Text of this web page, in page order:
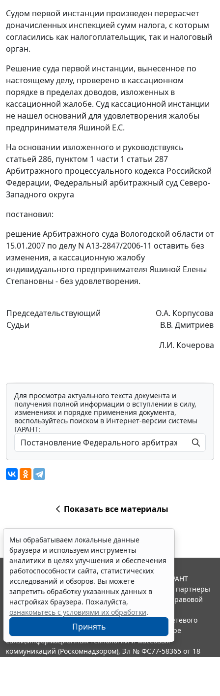
Судом первой инстанции произведен перерасчет
доначисленных инспекцией сумм налога, с которым
согласились как налогоплательщик, так и налоговый
орган.
Решение суда первой инстанции, вынесенное по
настоящему делу, проверено в кассационном
порядке в пределах доводов, изложенных в
кассационной жалобе. Суд кассационной инстанции
не нашел оснований для удовлетворения жалобы
предпринимателя Яшиной Е.С.
На основании изложенного и руководствуясь
статьей 286, пунктом 1 части 1 статьи 287
Арбитражного процессуального кодекса Российской
Федерации, Федеральный арбитражный суд Северо-
Западного округа
постановил:
решение Арбитражного суда Вологодской области от
15.01.2007 по делу N А13-2847/2006-11 оставить без
изменения, а кассационную жалобу
индивидуального предпринимателя Яшиной Елены
Степановны - без удовлетворения.
Председательствующий
Судьи
О.А. Корпусова
В.В. Дмитриев
Л.И. Кочерова
Для просмотра актуального текста документа и
получения полной информации о вступлении в силу,
изменениях и порядке применения документа,
воспользуйтесь поиском в Интернет-версии системы
ГАРАНТ:
Показать все материалы
Мы обрабатываем локальные данные
браузера и используем инструменты
аналитики в целях улучшения и обеспечения
работоспособности сайта, статистических
исследований и обзоров. Вы можете
запретить обработку указанных данных в
настройках браузера. Пожалуйста,
ознакомьтесь с условиями их обработки.
Принять
© ООО "НПП "ГАРАНТ-СЕРВИС", 2026. Система ГАРАНТ
выпускается с 1990 года. Компания "Гарант" и ее партнеры
являются участниками Российской ассоциации правовой
информации ГАРАНТ.
Портал ГАРАНТ.РУ зарегистрирован в качестве сетевого
издания Федеральной службой по надзору в сфере
связи,информационных технологий и массовых
коммуникаций (Роскомнадзором), Эл № ФС77-58365 от 18